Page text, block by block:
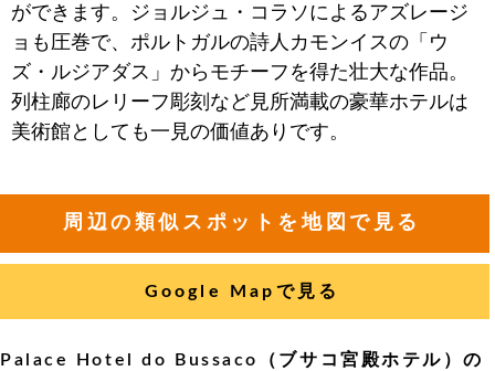
ができます。ジョルジュ・コラソによるアズレージ
ョも圧巻で、ポルトガルの詩人カモンイスの「ウ
ズ・ルジアダス」からモチーフを得た壮大な作品。
列柱廊のレリーフ彫刻など見所満載の豪華ホテルは
美術館としても一見の価値ありです。
周辺の類似スポットを地図で見る
Google Mapで見る
Palace Hotel do Bussaco（ブサコ宮殿ホテル）の